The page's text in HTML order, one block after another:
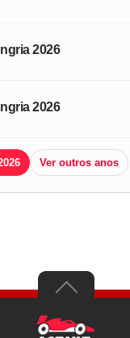
2026
2026
Ver outros anos